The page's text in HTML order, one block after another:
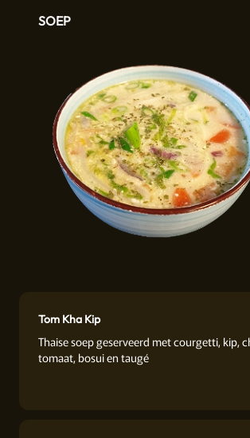
SOEP
Tom Kha Kip
Thaise soep geserveerd met courgetti, kip,
tomaat, bosui en taugé